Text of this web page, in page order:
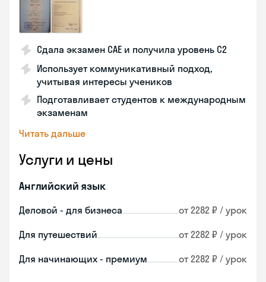
Сдала экзамен CAE и получила уровень С2
Использует коммуникативный подход,
учитывая интересы учеников
Подготавливает студентов к международным
экзаменам
Читать дальше
Услуги и цены
Английский язык
Деловой - для бизнеса от 2282 ₽ / урок
Для путешествий от 2282 ₽ / урок
Для начинающих - премиум от 2282 ₽ / урок